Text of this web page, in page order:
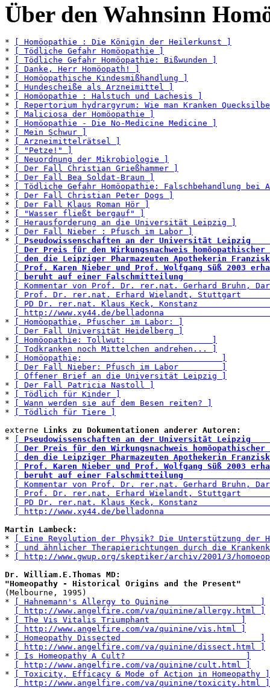
Über den Wahnsinn
*
[ Homöopathie : Die Königin der Heilerkunst ]
*
[ Tödliche Gefahr Homöopathie ]
*
[ Tödliche Gefahr Homöopathie: Bißwunden ]
*
[ Danke, Herr Homöopath! ]
*
[ Homöopathische Kindesmißhandlung ]
*
[ Hundescheiße als Arzneimittel ]
*
[ Homöopathie : Halstuch und Lachesis ]
*
[ Repertorium hydrargyrum: Wie man Kranken
*
[ Maliciosa der Homöopathie ]
*
[ Homöopathie - Die No-Medicine Medicine ]
*
[ Mein Schwur ]
*
[ Arzneimittelrätsel ]
*
[ "Petze!" ]
*
[ Neuordnung der Mikrobiologie ]
*
[ Der Fall Christian Grießhammer ]
*
[ Der Fall Bea Soldat-Braun ]
*
[ Tödliche Gefahr Homöopathie: Falschbehandlung bei
*
[ Der Fall Christian Peter Dogs ]
*
[ Der Fall Klaus Roman Hör ]
*
[ "Wasser fließt bergauf" ]
*
[ Herausforderung an die Universität Leipzig ]
*
[ Der Fall Nieber : Pfusch im Labor ]
*
Pseudowissenschaften an der
Der Preis für den Wirkungsnachweis
den die Leipziger Pharmazeuten Apothekerin
Prof. Karen Nieber und Prof. Wolfgang Süß 2003
beruht auf einer
[ Kommentar von Prof. Dr. rer.nat. Gerhard Bruhn,
[ Prof. Dr. rer.nat. Erhard Wielandt, Stuttgart
[ PD Dr. rer.nat. Klaus Keck, Konstanz
[ http://www.xy44.de/belladonna
*
[ Homöopathie, Pfuscher im Labor: ]
[ Der Fall Universität Heidelberg ]
*
[ Homöopathie: Tollwut:                  ]
[ Todkranken noch Mittelchen andrehen... ]
*
[ Homöopathie:                             ]
[ Der Fall Nieber: Pfusch im Labor         ]
[ Offener Brief an die Universität Leipzig ]
*
[ Der Fall Patricia Nastoll ]
*
[ Tödlich für Kinder ]
*
[ Wann werden sie auf dem Besen reiten? ]
*
[ Tödlich für Tiere ]
externe Links zu Dokumentationen anderer Autoren:
*
Pseudowissenschaften an der
Der Preis für den Wirkungsnachweis
den die Leipziger Pharmazeuten Apothekerin
Prof. Karen Nieber und Prof. Wolfgang Süß 2003
beruht auf einer
[ Kommentar von Prof. Dr. rer.nat. Gerhard Bruhn,
[ Prof. Dr. rer.nat. Erhard Wielandt, Stuttgart
[ PD Dr. rer.nat. Klaus Keck, Konstanz
[ http://www.xy44.de/belladonna
Martin Lambeck:
*
[ Eine Revolution der Physik? Die Unterstützung der
*
[ und ähnlicher Therapierichtungen durch die
*
[ http://www.gwup.org/skeptiker/archiv/2001/3/
Dr. William.E.Thomas MD:
"Homeopathy - Historical Origins and the Present"
(Melbourne, 1995)
*
[ Hahnemann's Allergy to Quinine                   ]
[ http://www.angelfire.com/va/quinine/allergy.html ]
*
[ The Vis Vitalis Triumphant                   ]
[ http://www.angelfire.com/va/quinine/vis.html ]
*
[ Homeopathy Dissected                             ]
[ http://www.angelfire.com/va/quinine/dissect.html ]
*
[ Is Homeopathy A Cult?                         ]
[ http://www.angelfire.com/va/quinine/cult.html ]
*
[ Toxicity, Efficacy & Mode of Action in Homeopathy ]
[ http://www.angelfire.com/va/quinine/toxicity.html ]